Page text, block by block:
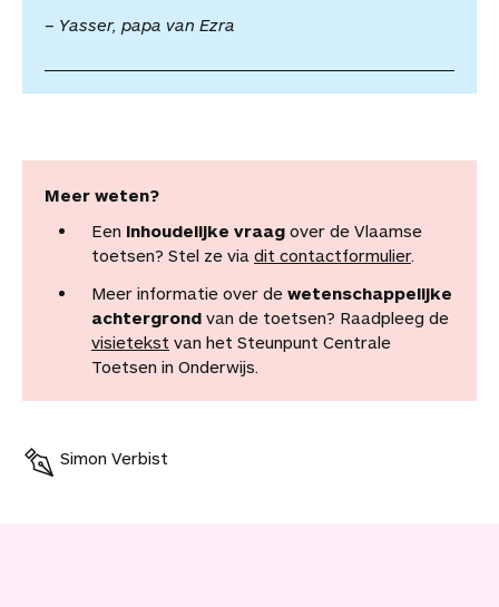
– Yasser, papa van Ezra
Meer weten?
Een inhoudelijke vraag over de Vlaamse
toetsen? Stel ze via dit contactformulier.
Meer informatie over de wetenschappelijke
achtergrond van de toetsen? Raadpleeg de
visietekst van het Steunpunt Centrale
Toetsen in Onderwijs.
Simon Verbist